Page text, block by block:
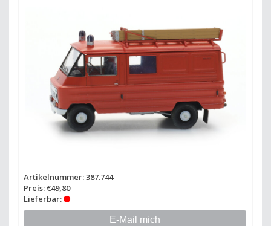
Artikelnummer: 387.744
Preis: €49,80
Lieferbar:
E-Mail mich